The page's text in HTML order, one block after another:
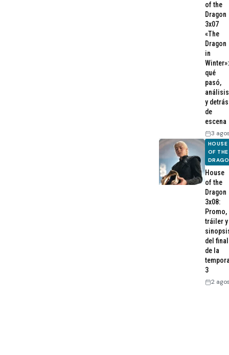
of the
Dragon
3x07
«The
Dragon
in
Winter»:
qué
pasó,
análisis
y detrás
de
escena
3
HOUSE
OF THE
House
of the
Dragon
3x08:
Promo,
tráiler y
del final
de la
3
2